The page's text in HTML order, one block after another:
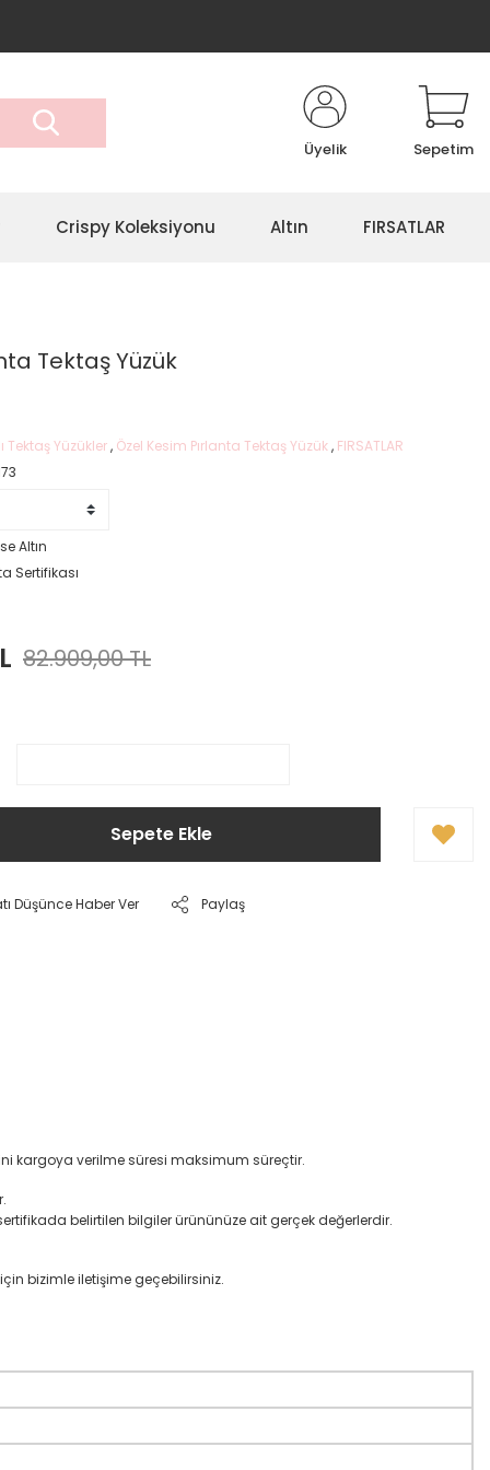
Üyelik Sepetim
Crispy Koleksiyonu Altın FIRSATLAR
Tektaş Yüzük
Tektaş Yüzükler, Özel Kesim Pırlanta Tektaş Yüzük, FIRSATLAR
Altın
Sertifikası
82.909,00 TL
Sepete Ekle
Düşünce Haber Ver Paylaş
kargoya verilme süresi maksimum süreçtir.
belirtilen bilgiler ürününüze ait gerçek değerlerdir.
bizimle iletişime geçebilirsiniz.